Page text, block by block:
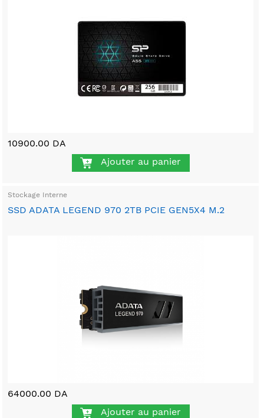
10900.00 DA
Ajouter au panier
Stockage Interne
SSD ADATA LEGEND 970 2TB PCIE GEN5X4 M.2
64000.00 DA
Ajouter au panier